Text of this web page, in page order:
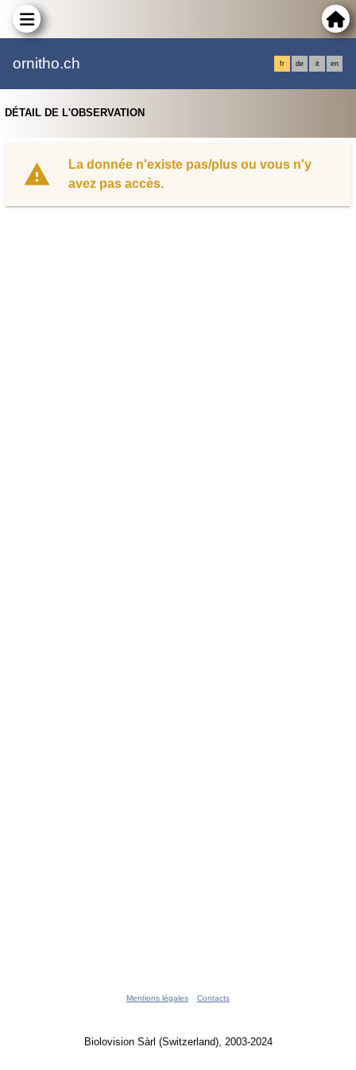
ornitho.ch fr de it en
DÉTAIL DE L'OBSERVATION
La donnée n'existe pas/plus ou vous n'y
avez pas accès.
Mentions légales Contacts
Biolovision Sàrl (Switzerland), 2003-2024